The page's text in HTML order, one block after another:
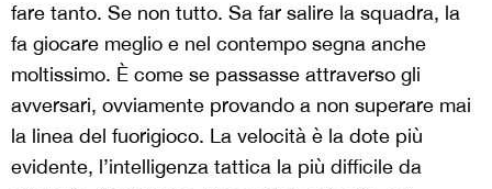
fare tanto. Se non tutto. Sa far salire la squadra, la
fa giocare meglio e nel contempo segna anche
moltissimo. È come se passasse attraverso gli
avversari, ovviamente provando a non superare mai
la linea del fuorigioco. La velocità è la dote più
evidente, l’intelligenza tattica la più difficile da